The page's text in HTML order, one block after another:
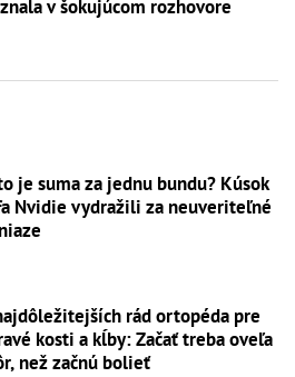
v šokujúcom rozhovore
je suma za jednu bundu? Kúsok
Nvidie vydražili za neuveriteľné
rád ortopéda pre
kosti a kĺby: Začať treba oveľa
než začnú bolieť